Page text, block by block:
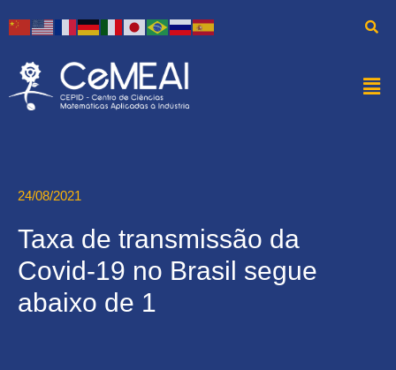
24/08/2021
Taxa de transmissão da
Covid-19 no Brasil segue
abaixo de 1